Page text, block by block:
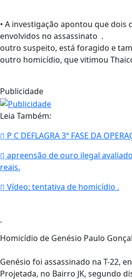
• A investigação apontou que dois
envolvidos no assassinato .
outro suspeito, está foragido e
outro homicídio, que vitimou
Publicidade
Leia Também:
P C DEFLAGRA 3ª FASE DA
apreensão de ouro ilegal
reais.
Vídeo: tentativa de homicídio .
Homicídio de Genésio Paulo
Genésio foi assassinado na T-22,
Projetada, no Bairro JK, segundo